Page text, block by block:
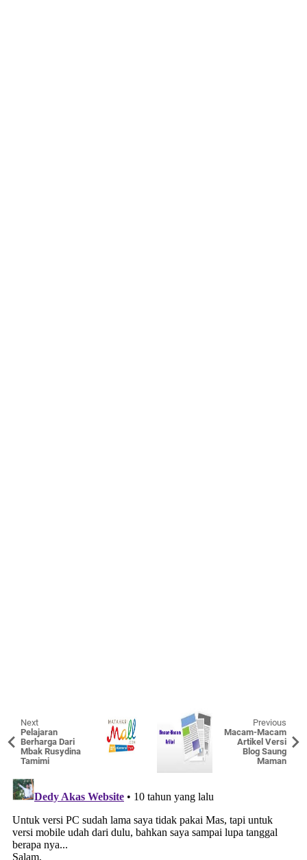
Next
Pelajaran
Berharga Dari
Mbak Rusydina
Tamimi
Previous
Macam-Macam
Artikel Versi
Blog Saung
Maman